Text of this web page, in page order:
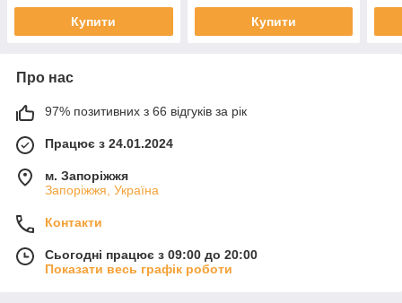
Купити Купити
Про нас
97% позитивних з 66 відгуків за рік
Працює з 24.01.2024
м. Запоріжжя
Запоріжжя, Україна
Контакти
Сьогодні працює з 09:00 до 20:00
Показати весь графік роботи